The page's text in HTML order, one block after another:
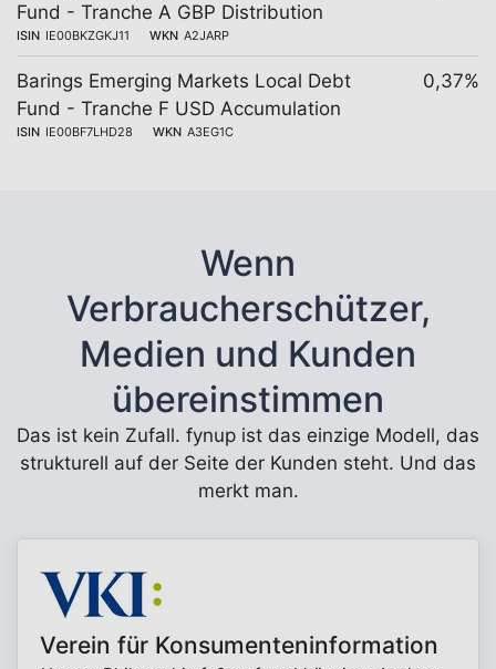
Fund - Tranche A GBP Distribution
ISIN IE00BKZGKJ11 WKN A2JARP
Barings Emerging Markets Local Debt
Fund - Tranche F USD Accumulation
ISIN IE00BF7LHD28 WKN A3EG1C
0,37%
Wenn
Verbraucherschützer,
Medien und Kunden
übereinstimmen
Das ist kein Zufall. fynup ist das einzige Modell, das
strukturell auf der Seite der Kunden steht. Und das
merkt man.
Verein für Konsumenteninformation